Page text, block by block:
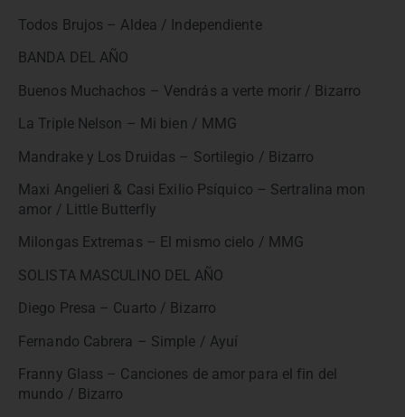
Todos Brujos – Aldea / Independiente
BANDA DEL AÑO
Buenos Muchachos – Vendrás a verte morir / Bizarro
La Triple Nelson – Mi bien / MMG
Mandrake y Los Druidas – Sortilegio / Bizarro
Maxi Angelieri & Casi Exilio Psíquico – Sertralina mon
amor / Little Butterfly
Milongas Extremas – El mismo cielo / MMG
SOLISTA MASCULINO DEL AÑO
Diego Presa – Cuarto / Bizarro
Fernando Cabrera – Simple / Ayuí
Franny Glass – Canciones de amor para el fin del
mundo / Bizarro